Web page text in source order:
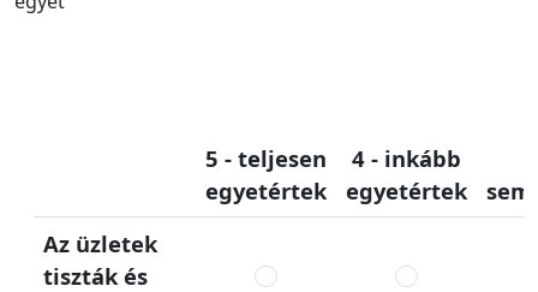
5 - teljesen
egyetértek
4 - inkább
egyetértek
Az üzletek
tiszták és